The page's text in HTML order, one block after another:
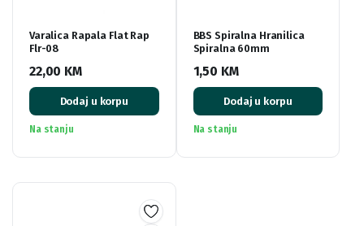
Varalica Rapala Flat Rap
Flr-08
22,00 KM
Dodaj u korpu
Na stanju
BBS Spiralna Hranilica
Spiralna 60mm
1,50 KM
Dodaj u korpu
Na stanju